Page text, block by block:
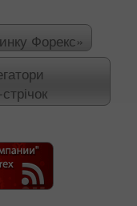
Форекс»